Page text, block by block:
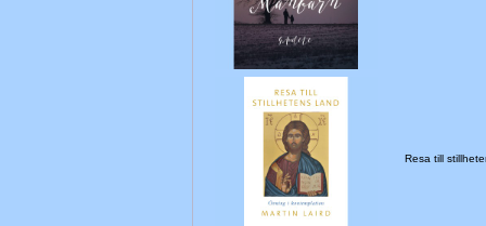
Resa till